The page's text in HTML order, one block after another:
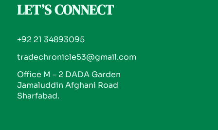
LET’S CONNECT
+92 21 34893095
tradechronicle53@gmail.com
Office M – 2 DADA Garden
Jamaluddin Afghani Road
Sharfabad.